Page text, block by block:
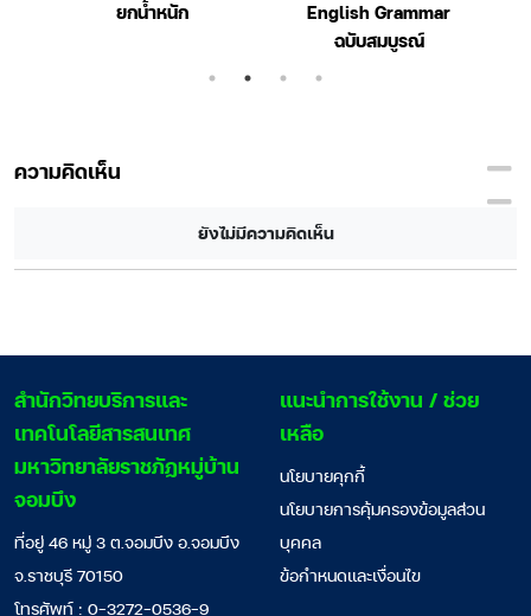
ยกน้ำหนัก
English Grammar
ฉบับสมบูรณ์
ความคิดเห็น
ยังไม่มีความคิดเห็น
สํานักวิทยบริการและ
เทคโนโลยีสารสนเทศ
มหาวิทยาลัยราชภัฏหมู่บ้าน
จอมบึง
ที่อยู่ 46 หมู่ 3 ต.จอมบึง อ.จอมบึง
จ.ราชบุรี 70150
โทรศัพท์ : 0-3272-0536-9
แนะนำการใช้งาน / ช่วย
เหลือ
นโยบายคุกกี้
นโยบายการคุ้มครองข้อมูลส่วน
บุคคล
ข้อกำหนดและเงื่อนไข